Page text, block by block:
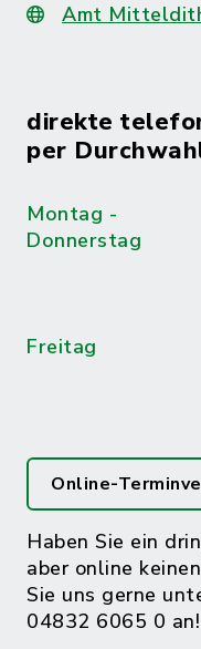
Amt
direkte
per
Montag -
Donnerstag
Freitag
Online-
Haben Sie ein
aber online
Sie uns gerne
04832 6065 0 an!